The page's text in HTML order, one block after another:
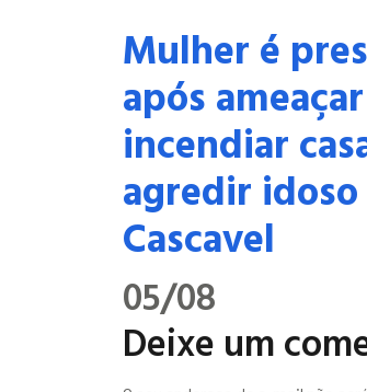
Mulher é
após ameaçar
incendiar
agredir idoso
Cascavel
05/08
Deixe um